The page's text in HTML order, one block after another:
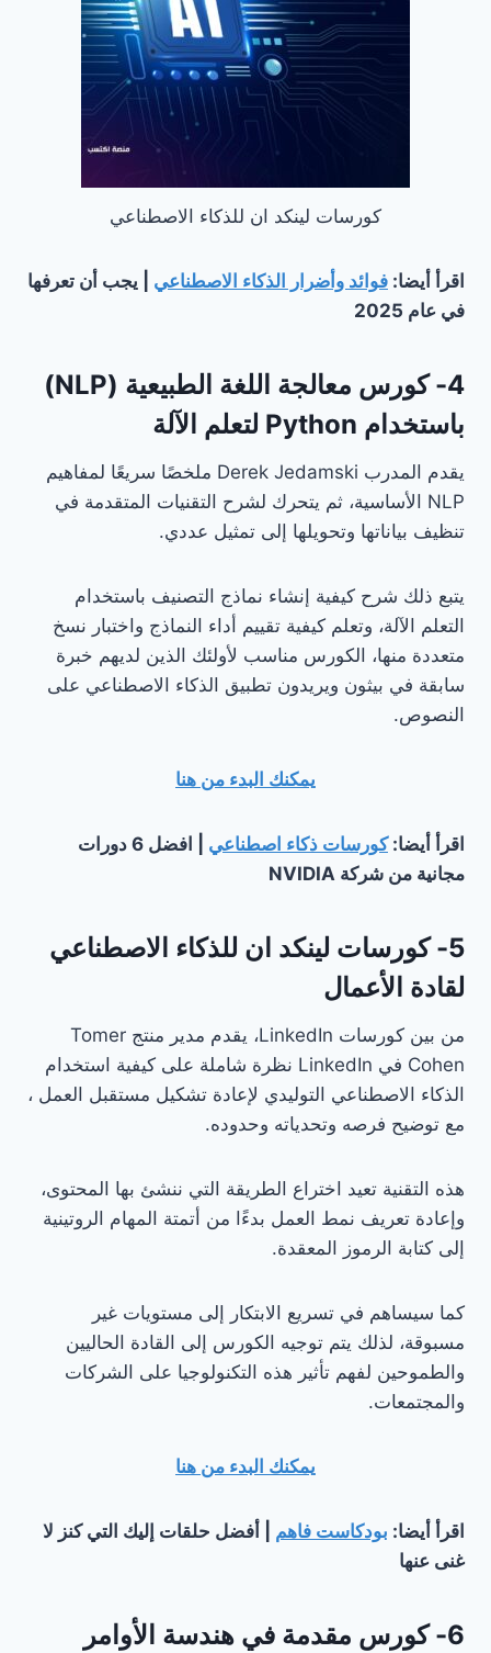
كورسات لينكد ان للذكاء الاصطناعي
اقرأ أيضا: فوائد وأضرار الذكاء الاصطناعي | يجب أن تعرفها
في عام 2025
4- كورس معالجة اللغة الطبيعية (NLP)
باستخدام Python لتعلم الآلة
يقدم المدرب Derek Jedamski ملخصًا سريعًا لمفاهيم
NLP الأساسية، ثم يتحرك لشرح التقنيات المتقدمة في
تنظيف بياناتها وتحويلها إلى تمثيل عددي.
يتبع ذلك شرح كيفية إنشاء نماذج التصنيف باستخدام
التعلم الآلة، وتعلم كيفية تقييم أداء النماذج واختبار نسخ
متعددة منها، الكورس مناسب لأولئك الذين لديهم خبرة
سابقة في بيثون ويريدون تطبيق الذكاء الاصطناعي على
النصوص.
يمكنك البدء من هنا
اقرأ أيضا:كورسات ذكاء اصطناعي
| افضل 6 دورات
مجانية من شركة NVIDIA
5- كورسات لينكد ان للذكاء الاصطناعي
لقادة الأعمال
من بين كورسات LinkedIn، يقدم مدير منتج Tomer
Cohen في LinkedIn نظرة شاملة على كيفية استخدام
الذكاء الاصطناعي التوليدي لإعادة تشكيل مستقبل العمل ،
مع توضيح فرصه وتحدياته وحدوده.
هذه التقنية تعيد اختراع الطريقة التي ننشئ بها المحتوى،
وإعادة تعريف نمط العمل بدءًا من أتمتة المهام الروتينية
إلى كتابة الرموز المعقدة.
كما سيساهم في تسريع الابتكار إلى مستويات غير
مسبوقة، لذلك يتم توجيه الكورس إلى القادة الحاليين
والطموحين لفهم تأثير هذه التكنولوجيا على الشركات
والمجتمعات.
يمكنك البدء من هنا
اقرأ أيضا: بودكاست فاهم | أفضل حلقات إليك التي كنز لا
غنى عنها
6- كورس مقدمة في هندسة الأوامر